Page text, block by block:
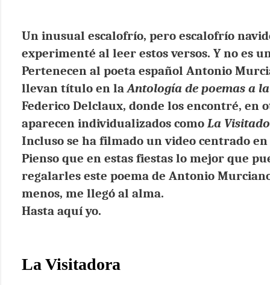
Un inusual escalofrío, pero escalofrío
experimenté al leer estos versos. Y no es
Pertenecen al poeta español Antonio
llevan título en la Antología de poemas a
Federico Delclaux, donde los encontré, en
aparecen individualizados como La
Incluso se ha filmado un video centrado
Pienso que en estas fiestas lo mejor que
regalarles este poema de Antonio
menos, me llegó al alma.
Hasta aquí yo.
La Visitadora